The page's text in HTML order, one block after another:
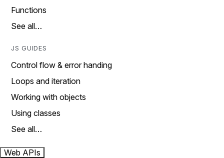
Functions
See all…
JS GUIDES
Control flow & error handing
Loops and iteration
Working with objects
Using classes
See all…
Web APIs